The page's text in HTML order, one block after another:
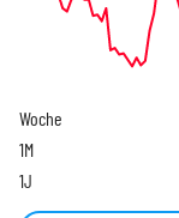
Woche
1M
1J